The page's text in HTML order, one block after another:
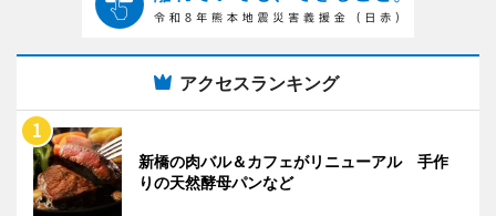
アクセスランキング
新橋の肉バル＆カフェがリニューアル 手作
りの天然酵母パンなど